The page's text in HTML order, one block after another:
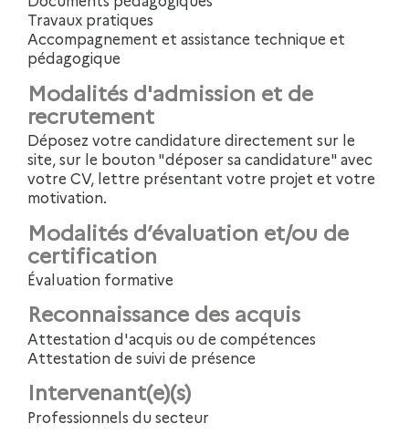
Travaux pratiques
Accompagnement et assistance technique et
pédagogique
Modalités d'admission et de
recrutement
Déposez votre candidature directement sur le
site, sur le bouton "déposer sa candidature" avec
votre CV, lettre présentant votre projet et votre
motivation.
Modalités d’évaluation et/ou de
certification
Évaluation formative
Reconnaissance des acquis
Attestation d'acquis ou de compétences
Attestation de suivi de présence
Intervenant(e)(s)
Professionnels du secteur